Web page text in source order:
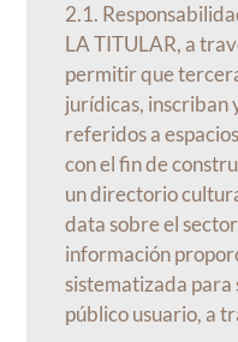
2.1.
LA TITULAR, a
permitir que
jurídicas, inscriban
referidos a
con el fin de
un directorio
data sobre el
información
sistematizada para
público usuario, a